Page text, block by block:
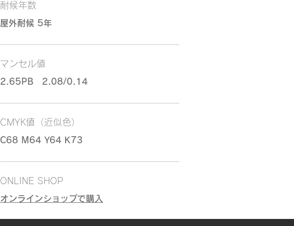
耐候年数
屋外耐候 5年
マンセル値
2.65PB 2.08/0.14
CMYK値（近似色）
C68 M64 Y64 K73
ONLINE SHOP
オンラインショップで購入